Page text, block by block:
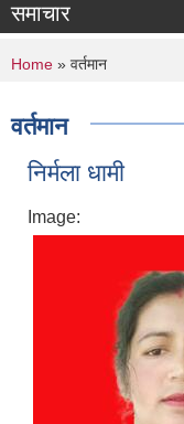
समाचार
You are here
Home » वर्तमान
वर्तमान
निर्मला धामी
Image: